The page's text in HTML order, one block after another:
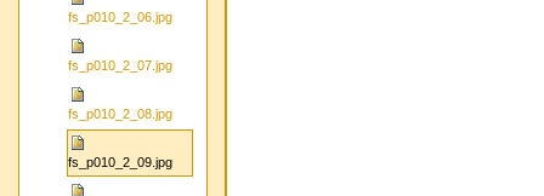
fs_p010_2_06.jpg
fs_p010_2_07.jpg
fs_p010_2_08.jpg
fs_p010_2_09.jpg